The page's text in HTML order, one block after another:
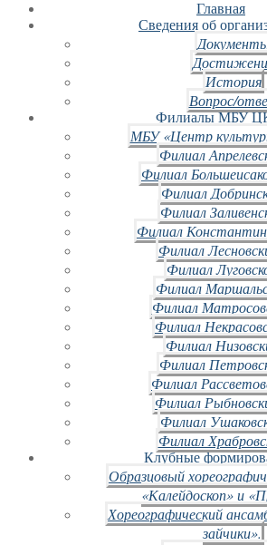
Главная
Сведения об
История
Вопрос/
Филиалы МБУ
МБУ «Центр
Филиал
Филиал
Филиал
Филиал
Филиал
Филиал
Филиал
Филиал
Филиал
Филиал
Филиал
Филиал
Филиал
Филиал
Филиал
Филиал
Клубные
Образцовый
«Калейдоскоп» и
Хореографический
зайчики».